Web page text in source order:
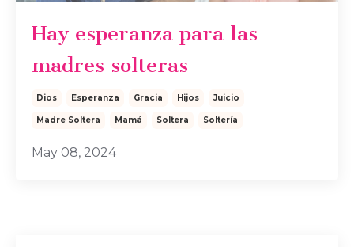
Hay esperanza para las
madres solteras
Dios Esperanza Gracia Hijos Juicio
Madre Soltera Mamá Soltera Soltería
May 08, 2024